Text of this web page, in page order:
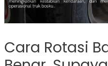
Cara Rotasi